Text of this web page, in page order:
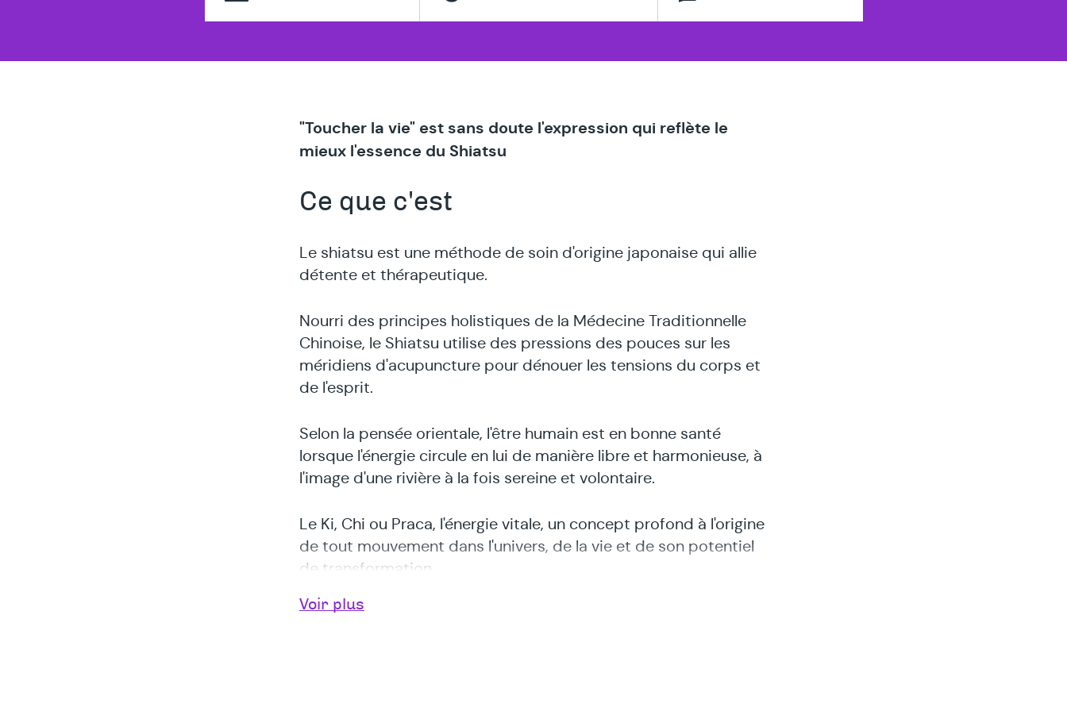
spécialisé
en
"Toucher la vie" est sans doute l'expression qui reflète le
mieux l'essence du Shiatsu
Ce que c'est
Le shiatsu est une méthode de soin d'origine japonaise qui allie
détente et thérapeutique.
Nourri des principes holistiques de la Médecine Traditionnelle
Chinoise, le Shiatsu utilise des pressions des pouces sur les
méridiens d'acupuncture pour dénouer les tensions du corps et
de l'esprit.
Selon la pensée orientale, l'être humain est en bonne santé
lorsque l'énergie circule en lui de manière libre et harmonieuse, à
l'image d'une rivière à la fois sereine et volontaire.
Le Ki, Chi ou Praca, l'énergie vitale, un concept profond à l'origine
de tout mouvement dans l'univers, de la vie et de son potentiel
de transformation.
Dans l'organisme, cette énergie circule le long des méridiens qui
Voir plus